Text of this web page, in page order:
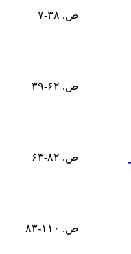
ص. ۳۸-۷
ص. ۶۲-۳۹
ص. ۸۲-۶۳
ص. ۱۱۰-۸۳